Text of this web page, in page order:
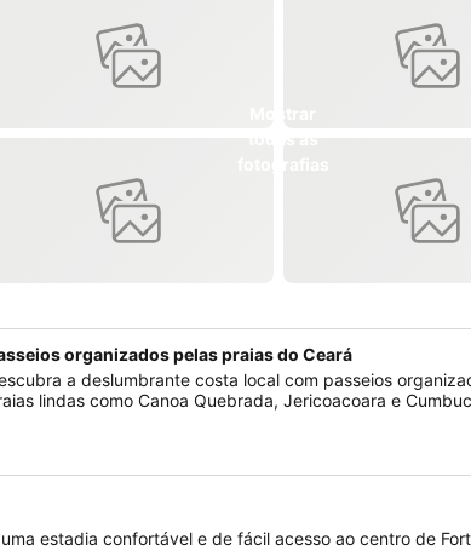
organizados pelas praias do Ceará
a deslumbrante costa local com passeios
lindas como Canoa Quebrada, Jericoacoara e
confortável e de fácil acesso ao centro de